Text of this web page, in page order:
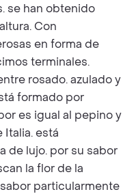
se han obtenido
Con
en forma de
terminales.
rosado. azulado y
formado por
es igual al pepino y
Italia. está
de lujo. por su sabor
la flor de la
particularmente